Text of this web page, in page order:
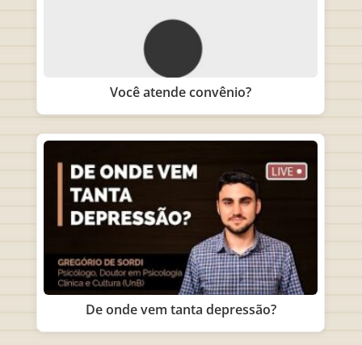
Você atende convênio?
De onde vem tanta depressão?